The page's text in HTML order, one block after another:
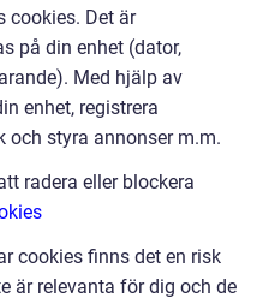
cookies. Det är
på din enhet (dator,
Med hjälp av
enhet, registrera
och styra annonser m.m.
radera eller blockera
cookies finns det en risk
är relevanta för dig och de